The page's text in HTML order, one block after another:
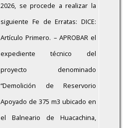
2026, se procede a realizar la
siguiente Fe de Erratas: DICE:
Artículo Primero. – APROBAR el
expediente técnico del
proyecto denominado
“Demolición de Reservorio
Apoyado de 375 m3 ubicado en
el Balneario de Huacachina,